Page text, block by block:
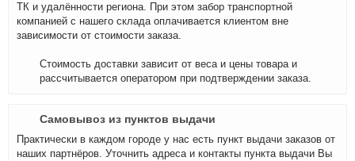
ТК и удалённости региона. При этом забор транспортной
компанией с нашего склада оплачивается клиентом вне
зависимости от стоимости заказа.
Стоимость доставки зависит от веса и цены товара и
рассчитывается оператором при подтверждении заказа.
Самовывоз из пунктов выдачи
Практически в каждом городе у нас есть пункт выдачи заказов от
наших партнёров. Уточнить адреса и контакты пункта выдачи Вы